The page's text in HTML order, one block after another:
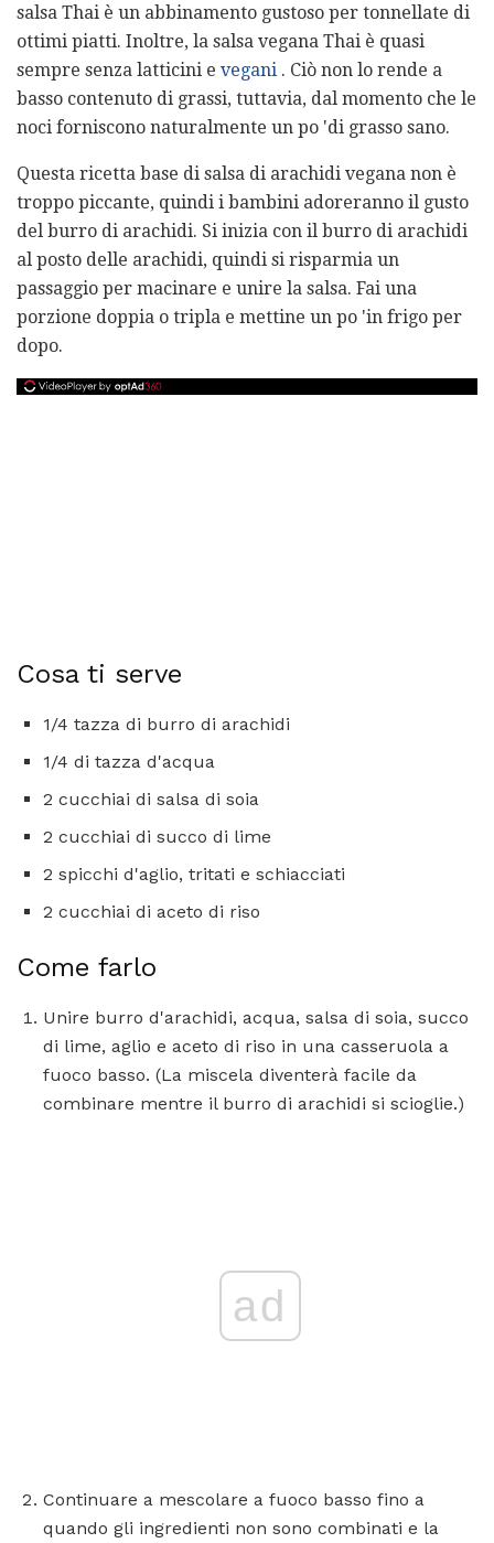
salsa Thai è un abbinamento gustoso per tonnellate di
ottimi piatti. Inoltre, la salsa vegana Thai è quasi
sempre senza latticini e vegani . Ciò non lo rende a
basso contenuto di grassi, tuttavia, dal momento che le
noci forniscono naturalmente un po 'di grasso sano.
Questa ricetta base di salsa di arachidi vegana non è
troppo piccante, quindi i bambini adoreranno il gusto
del burro di arachidi. Si inizia con il burro di arachidi
al posto delle arachidi, quindi si risparmia un
passaggio per macinare e unire la salsa. Fai una
porzione doppia o tripla e mettine un po 'in frigo per
dopo.
Cosa ti serve
1/4 tazza di burro di arachidi
1/4 di tazza d'acqua
2 cucchiai di salsa di soia
2 cucchiai di succo di lime
2 spicchi d'aglio, tritati e schiacciati
2 cucchiai di aceto di riso
Come farlo
Unire burro d'arachidi, acqua, salsa di soia, succo
di lime, aglio e aceto di riso in una casseruola a
fuoco basso. (La miscela diventerà facile da
combinare mentre il burro di arachidi si scioglie.)
ad
Continuare a mescolare a fuoco basso fino a
quando gli ingredienti non sono combinati e la